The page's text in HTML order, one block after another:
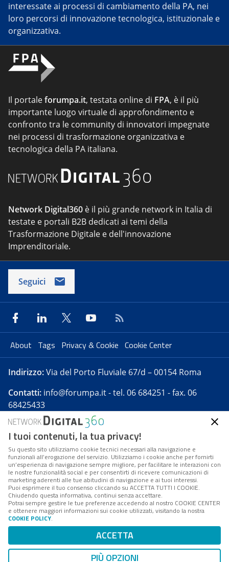
interessate ai processi di cambiamento della PA, nei
loro percorsi di innovazione tecnologica, istituzionale e
organizzativa.
Il portaleforumpa.it, testata online di FPA, è il più
importante luogo virtuale di approfondimento e
confronto tra le community di innovatori impegnate
nei processi di trasformazione organizzativa e
tecnologica della PA italiana.
Network Digital360 è il più grande network in Italia di
testate e portali B2B dedicati ai temi della
Trasformazione Digitale e dell'innovazione
Imprenditoriale.
Seguici
About Tags Privacy & Cookie Cookie Center
Indirizzo:Via del Porto Fluviale 67/d – 00154 Roma
Contatti: info@forumpa.it- tel. 06 684251 - fax. 06
68425433
Forumpa.itè una pubblicazione telematica iscritta
presso Registro della stampa del Tribunale di Roma -
Reg. n. 182 del 2 maggio 2008 - Direttore resp. Michela
Stentella
FPA s.r.l. è società soggetta a Direzione e
Coordinamento da parte di Digital360 S.p.A. - FPA s.r.l.
è un'azienda certificata per il sistema di management
Codice Fiscale/Partita IVA n. 10693191008 - R.E.A. Roma
n. 1249791. ISP AWS
Mappa del sito
I tuoi contenuti, la tua privacy!
Su questo sito utilizziamo cookie tecnici necessari alla navigazione e
funzionali all’erogazione del servizio. Utilizziamo i cookie anche per fornirti
un’esperienza di navigazione sempre migliore, per facilitare le interazioni con
le nostre funzionalità social e per consentirti di ricevere comunicazioni di
marketing aderenti alle tue abitudini di navigazione e ai tuoi interessi.
Puoi esprimere il tuo consenso cliccando su ACCETTA TUTTI I COOKIE.
Chiudendo questa informativa, continui senza accettare.
Potrai sempre gestire le tue preferenze accedendo al nostro COOKIE CENTER
e ottenere maggiori informazioni sui cookie utilizzati, visitando la nostra
COOKIE POLICY.
ACCETTA
PIÙ OPZIONI